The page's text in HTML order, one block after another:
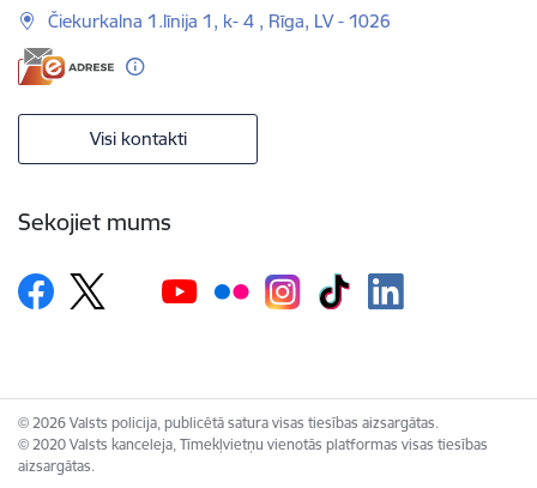
Čiekurkalna 1.līnija 1, k- 4 , Rīga, LV - 1026
Visi kontakti
Sekojiet mums
© 2026 Valsts policija, publicētā satura visas tiesības aizsargātas.
© 2020 Valsts kanceleja, Tīmekļvietņu vienotās platformas visas tiesības
aizsargātas.